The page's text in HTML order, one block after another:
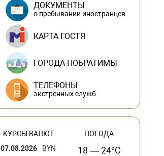
ДОКУМЕНТЫ
о пребывании иностранцев
КАРТА ГОСТЯ
ГОРОДА-ПОБРАТИМЫ
ТЕЛЕФОНЫ
экстренных служб
КУРСЫ ВАЛЮТ
07.08.2026
BYN
ПОГОДА
18 — 24°C